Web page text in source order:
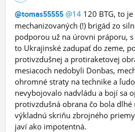
@tomas55555 @14 120 BTG, to
mechanizovaných (!) brigád zo
podporou už na úrovni práporu,
to Ukrajinské zadupať do zeme,
protivzdušnej a protiraketovej
mesiacoch nedobyli Donbas,
ohromné straty na technike a
nevybojovalo nadvládu a bojí sa
protivzdušná obrana čo bola dlhé
výkladnú skriňu zbrojného
javí ako impotentná.